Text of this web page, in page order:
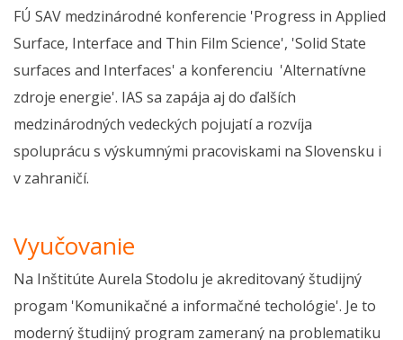
FÚ SAV medzinárodné konferencie 'Progress in Applied
Surface, Interface and Thin Film Science', 'Solid State
surfaces and Interfaces' a konferenciu 'Alternatívne
zdroje energie'. IAS sa zapája aj do ďalších
medzinárodných vedeckých pojujatí a rozvíja
spoluprácu s výskumnými pracoviskami na Slovensku i
v zahraničí.
Vyučovanie
Na Inštitúte Aurela Stodolu je akreditovaný študijný
progam 'Komunikačné a informačné techológie'. Je to
moderný študijný program zameraný na problematiku